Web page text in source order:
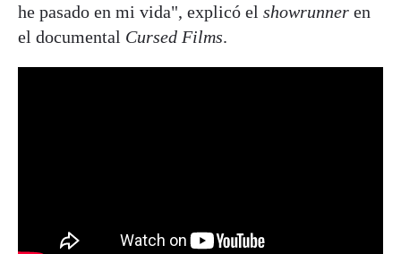
he pasado en mi vida", explicó el showrunner en
el documental Cursed Films.